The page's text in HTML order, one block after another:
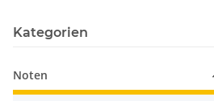
Kategorien
Noten